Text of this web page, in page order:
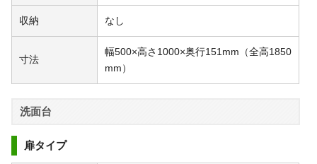
収納 なし
寸法
幅500×高さ1000×奥行151mm（全高1850
mm）
洗面台
扉タイプ